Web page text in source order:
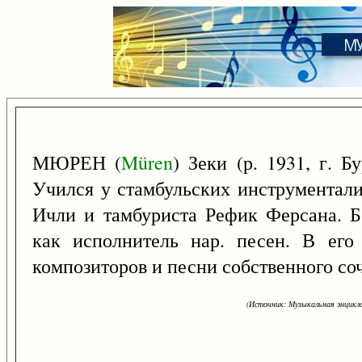
МЮРЕН (Müren) Зеки (р. 1931, г.
Учился у стамбульских
Ичли и тамбуриста Рефик Ферсана.
как исполнитель нар. песен. В его
композиторов и песни собственного
(Источник: Музыкальная